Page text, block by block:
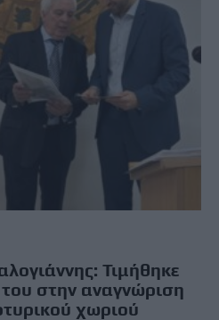
Τιμήθηκε
στην αναγνώριση
χωριού